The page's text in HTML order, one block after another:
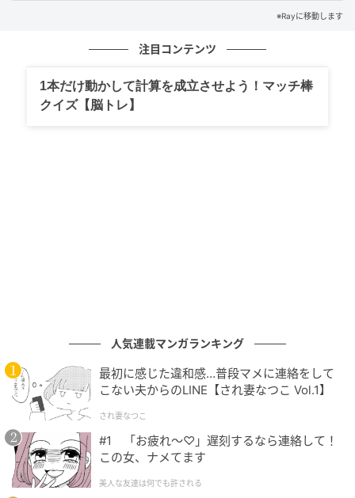
「ZARAで見つけた約10,000円のミニワンピ。ウエス
向かってふわりと広がるシルエットがお気に入り♡
です」
※Rayに移動します
注目コンテンツ
1本だけ動かして計算を成立させよう！マッチ棒
クイズ【脳トレ】
人気連載マンガランキング
最初に感じた違和感…普段マメに連絡をして
こない夫からのLINE【され妻なつこ Vol.1】
され妻なつこ
#1 「お疲れ〜♡」遅刻するなら連絡して！
この女、ナメてます
美人な友達は何でも許される